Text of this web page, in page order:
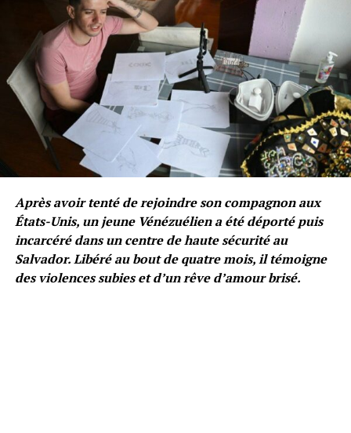
Après avoir tenté de rejoindre son compagnon aux
États-Unis, un jeune Vénézuélien a été déporté puis
incarcéré dans un centre de haute sécurité au
Salvador. Libéré au bout de quatre mois, il témoigne
des violences subies et d’un rêve d’amour brisé.